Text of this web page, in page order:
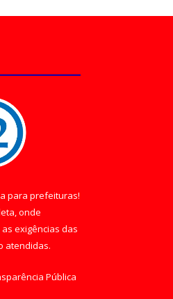
para prefeituras!
onde
exigências das
atendidas.
Pública